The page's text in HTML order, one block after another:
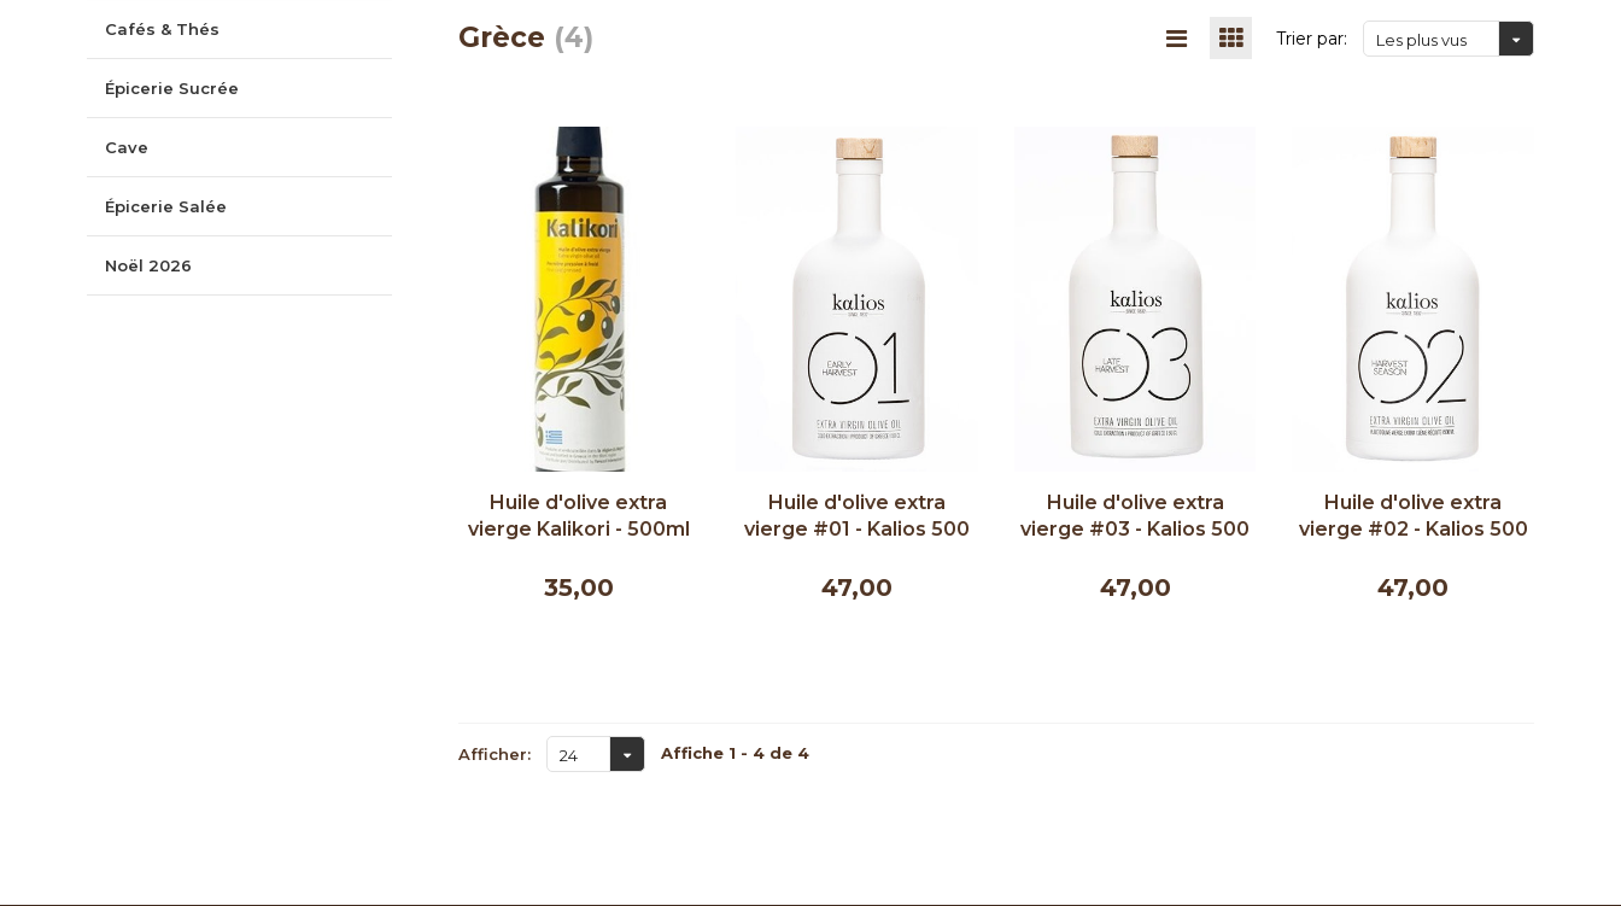
Cafés & Thés
Épicerie Sucrée
Cave
Épicerie Salée
Noël 2026
Grèce (4) Trier par: Les plus vus
Huile d'olive extra
vierge Kalikori - 500ml
35,00
Huile d'olive extra
vierge #01 - Kalios 500
47,00
Huile d'olive extra
vierge #03 - Kalios 500
47,00
Huile d'olive extra
vierge #02 - Kalios 500
47,00
Afficher: 24 Affiche 1 - 4 de 4